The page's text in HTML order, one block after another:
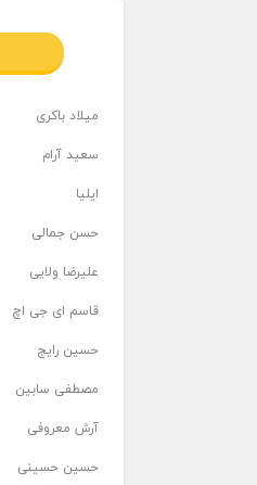
میلاد باکری
سعید آرام
ایلیا
حسن جمالی
علیرضا ولایی
قاسم ای جی اچ
حسین رایج
مصطفی سابین
آرش معروفی
حسین حسینی